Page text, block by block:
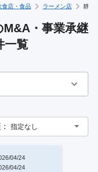
食店・食品 ラーメン店 静岡
・事業承継
一覧
指定なし
04/24
04/24